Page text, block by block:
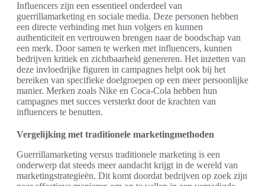
Influencers zijn een essentieel onderdeel van
guerrillamarketing en sociale media. Deze personen hebben
een directe verbinding met hun volgers en kunnen
authenticiteit en vertrouwen brengen naar de boodschap van
een merk. Door samen te werken met influencers, kunnen
bedrijven kritiek en zichtbaarheid genereren. Het inzetten van
deze invloedrijke figuren in campagnes helpt ook bij het
bereiken van specifieke doelgroepen op een meer persoonlijke
manier. Merken zoals Nike en Coca-Cola hebben hun
campagnes met succes versterkt door de krachten van
influencers te benutten.
Vergelijking met traditionele marketingmethoden
Guerrillamarketing versus traditionele marketing is een
onderwerp dat steeds meer aandacht krijgt in de wereld van
marketingstrategieën. Dit komt doordat bedrijven op zoek zijn